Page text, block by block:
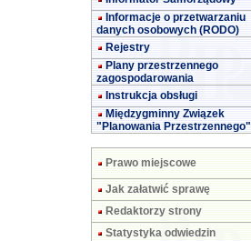
Informacje o przetwarzaniu
danych osobowych (RODO)
Rejestry
Plany przestrzennego
zagospodarowania
Instrukcja obsługi
Międzygminny Związek
"Planowania Przestrzennego"
Prawo miejscowe
Jak załatwić sprawę
Redaktorzy strony
Statystyka odwiedzin